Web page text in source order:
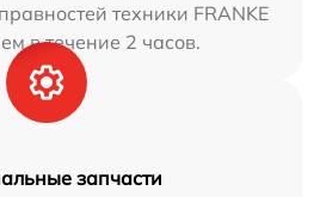
техники FRANKE
в течение 2 часов.
запчасти